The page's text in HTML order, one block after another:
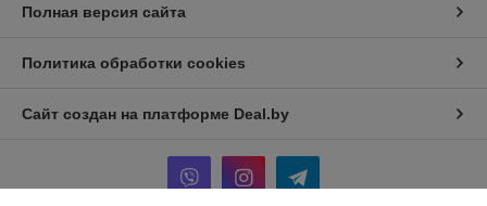
Полная версия сайта
Политика обработки cookies
Сайт создан на платформе Deal.by